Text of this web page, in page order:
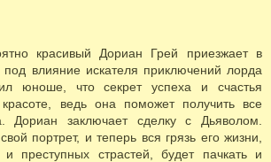
красивый Дориан Грей приезжает в
влияние искателя приключений лорда
юноше, что секрет успеха и счастья
ведь она поможет получить все
Дориан заключает сделку с Дьяволом.
портрет, и теперь вся грязь его жизни,
и преступных страстей, будет пачкать и